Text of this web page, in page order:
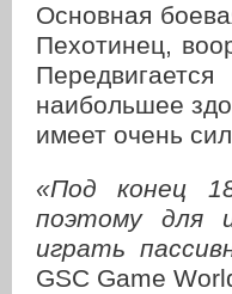
Основная
Пехотинец,
наибольшее
имеет очень
«Под конец
поэтому для
играть
GSC Game